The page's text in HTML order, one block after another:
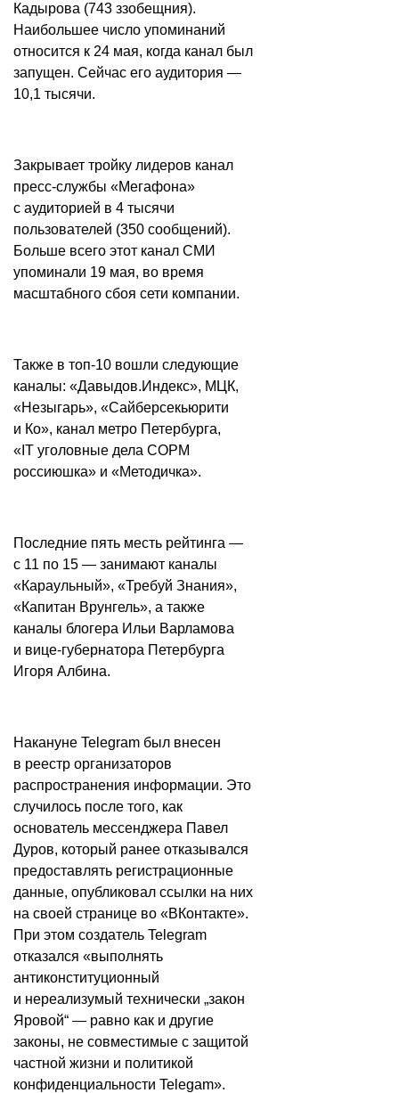
Кадырова (743 ззобещния).
Наибольшее число упоминаний
относится к 24 мая, когда канал был
запущен. Сейчас его аудитория —
10,1 тысячи.
Закрывает тройку лидеров канал
пресс-службы «Мегафона»
с аудиторией в 4 тысячи
пользователей (350 сообщений).
Больше всего этот канал СМИ
упоминали 19 мая, во время
масштабного сбоя сети компании.
Также в топ-10 вошли следующие
каналы: «Давыдов.Индекс», МЦК,
«Незыгарь», «Сайберсекьюрити
и Ко», канал метро Петербурга,
«IT уголовные дела СОРМ
россиюшка» и «Методичка».
Последние пять месть рейтинга —
с 11 по 15 — занимают каналы
«Караульный», «Требуй Знания»,
«Капитан Врунгель», а также
каналы блогера Ильи Варламова
и вице-губернатора Петербурга
Игоря Албина.
Накануне Telegram был внесен
в реестр организаторов
распространения информации. Это
случилось после того, как
основатель мессенджера Павел
Дуров, который ранее отказывался
предоставлять регистрационные
данные, опубликовал ссылки на них
на своей странице во «ВКонтакте».
При этом создатель Telegram
отказался «выполнять
антиконституционный
и нереализумый технически „закон
Яровой“ — равно как и другие
законы, не совместимые с защитой
частной жизни и политикой
конфиденциальности Telegam».